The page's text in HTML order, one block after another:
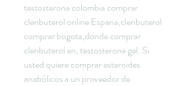
testosterona colombia comprar
clenbuterol online Espana,clenbuterol
comprar bogota,donde comprar
clenbuterol en, testosterona gel. Si
usted quiere comprar esteroides
anabólicos a un proveedor de